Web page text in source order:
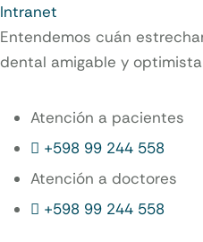
Intranet
Entendemos cuán
dental amigable y
Atención a pacientes
+598 99 244 558
Atención a doctores
+598 99 244 558‬‬